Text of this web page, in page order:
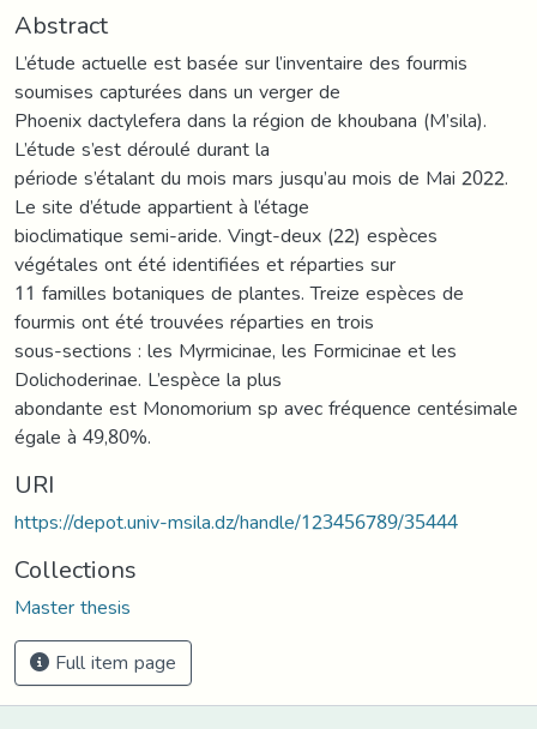
Abstract
L’étude actuelle est basée sur l’inventaire des fourmis
soumises capturées dans un verger de
Phoenix dactylefera dans la région de khoubana (M’sila).
L’étude s’est déroulé durant la
période s’étalant du mois mars jusqu’au mois de Mai 2022.
Le site d’étude appartient à l’étage
bioclimatique semi-aride. Vingt-deux (22) espèces
végétales ont été identifiées et réparties sur
11 familles botaniques de plantes. Treize espèces de
fourmis ont été trouvées réparties en trois
sous-sections : les Myrmicinae, les Formicinae et les
Dolichoderinae. L’espèce la plus
abondante est Monomorium sp avec fréquence centésimale
égale à 49,80%.
URI
https://depot.univ-msila.dz/handle/123456789/35444
Collections
Master thesis
Full item page